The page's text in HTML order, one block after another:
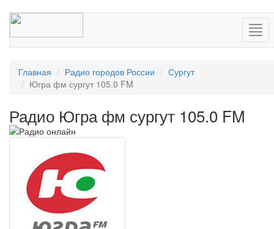
Главная Радио городов России
Сургут
Югра фм сургут 105.0 FM
Радио Югра фм сургут 105.0 FM